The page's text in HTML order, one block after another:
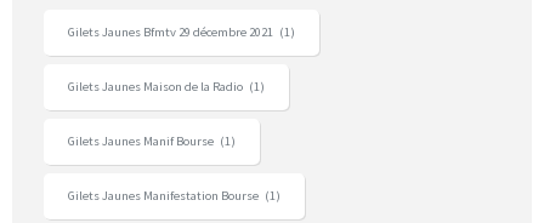
Gilets Jaunes Bfmtv 29 décembre 2021 (1)
Gilets Jaunes Maison de la Radio (1)
Gilets Jaunes Manif Bourse (1)
Gilets Jaunes Manifestation Bourse (1)